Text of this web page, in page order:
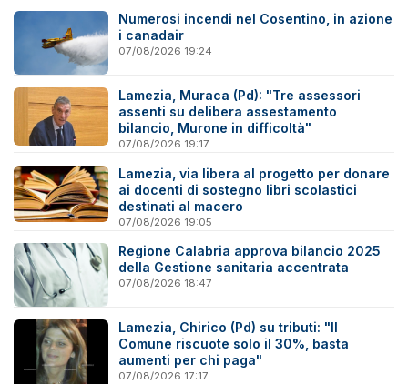
Numerosi incendi nel Cosentino, in azione
i canadair
07/08/2026 19:24
Lamezia, Muraca (Pd): "Tre assessori
assenti su delibera assestamento
bilancio, Murone in difficoltà"
07/08/2026 19:17
Lamezia, via libera al progetto per donare
ai docenti di sostegno libri scolastici
destinati al macero
07/08/2026 19:05
Regione Calabria approva bilancio 2025
della Gestione sanitaria accentrata
07/08/2026 18:47
Lamezia, Chirico (Pd) su tributi: "Il
Comune riscuote solo il 30%, basta
aumenti per chi paga"
07/08/2026 17:17